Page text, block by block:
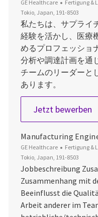
GE Healthcare Kategorie
Fertigung &
Tokio, Japan, 191-8503
私たちは、サプライ
経験を活かし、医療
めるプロフェッショ
分析や調達計画を通
チームのリーダーと
あります。
Jetzt bewerben
Manufacturing
GE Healthcare Kategorie
Fertigung &
Tokio, Japan, 191-8503
Jobbeschreibung
Zusammenhang mit
Beeinflusst die
Arbeit anderer im